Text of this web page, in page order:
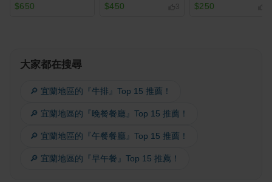
$650 $450 3 $250
大家都在搜尋
🔎 宜蘭地區的『牛排』Top 15 推薦！
🔎 宜蘭地區的『晚餐餐廳』Top 15 推薦！
🔎 宜蘭地區的『午餐餐廳』Top 15 推薦！
🔎 宜蘭地區的『早午餐』Top 15 推薦！